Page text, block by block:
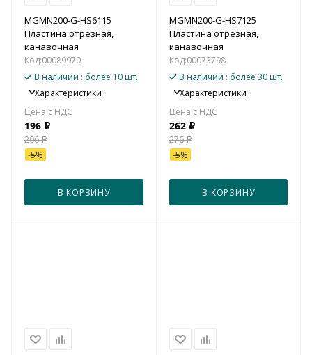
MGMN200-G-HS6115
Пластина отрезная,
канавочная
Код:00089970
В наличии : более 10 шт.
Характеристики
196 ₽
206₽
-5%
В КОРЗИНУ
MGMN200-G-HS7125
Пластина отрезная,
канавочная
Код:00073798
В наличии : более 30 шт.
Характеристики
262₽
276₽
-5%
В КОРЗИНУ